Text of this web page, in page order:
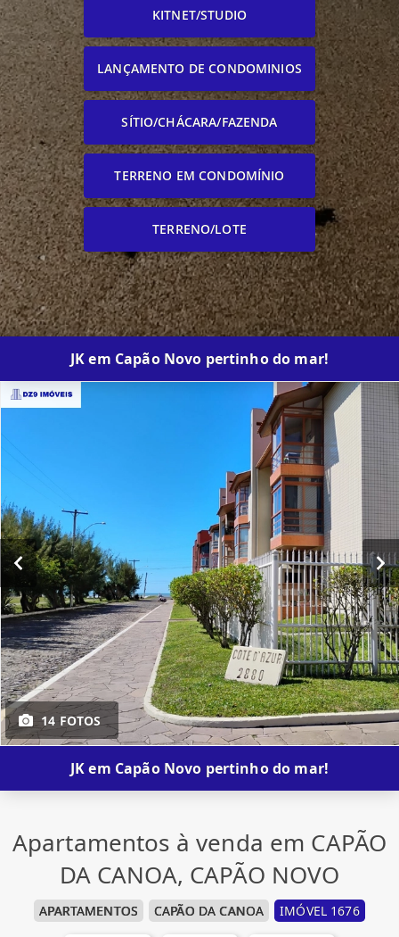
KITNET/STUDIO
LANÇAMENTO DE CONDOMINIOS
SÍTIO/CHÁCARA/FAZENDA
TERRENO EM CONDOMÍNIO
TERRENO/LOTE
JK em Capão Novo pertinho do mar!
14 FOTOS
JK em Capão Novo pertinho do mar!
Apartamentos à venda em CAPÃO
DA CANOA, CAPÃO NOVO
APARTAMENTOS CAPÃO DA CANOA IMÓVEL 1676